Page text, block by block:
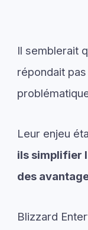
Il semblerait
répondait
Leur enjeu
ils simplifier
des
Blizzard